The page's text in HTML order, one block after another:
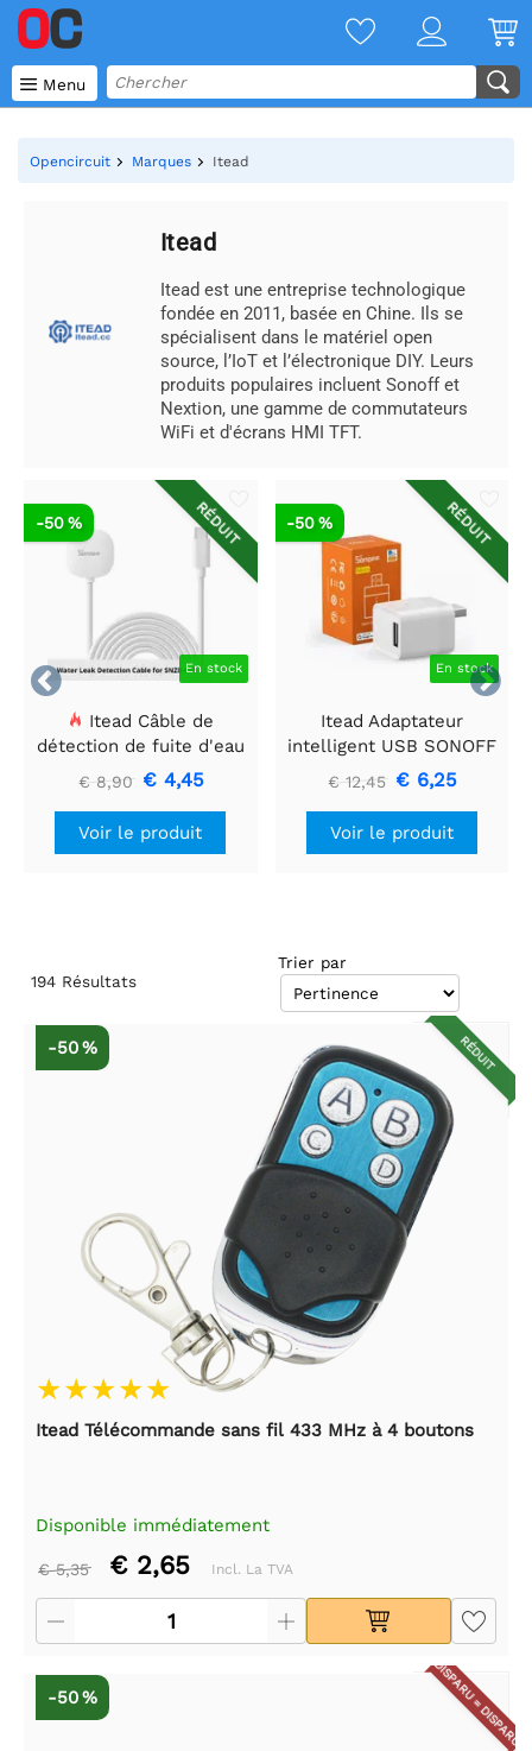
 Menu
Opencircuit Marques Itead
Itead
Itead est une entreprise technologique
fondée en 2011, basée en Chine. Ils se
spécialisent dans le matériel open
source, l’IoT et l’électronique DIY. Leurs
produits populaires incluent Sonoff et
Nextion, une gamme de commutateurs
WiFi et d'écrans HMI TFT.


RÉDUIT
En stock
-50 %
Itead Câble de
détection de fuite d'eau
Sonoff Wldc200
€ 8,90 € 4,45
Voir le produit
RÉDUIT
En stock
-50 %
Itead Adaptateur
intelligent USB SONOFF
Micro Zigbee
€ 12,45 € 6,25
Voir le produit
194 Résultats
Trier par
RÉDUIT
-50 %
Itead Télécommande sans fil 433 MHz à 4 boutons
Disponible immédiatement
€ 5,35 € 2,65 Incl. La TVA
DISPARU = DISPARU
-50 %